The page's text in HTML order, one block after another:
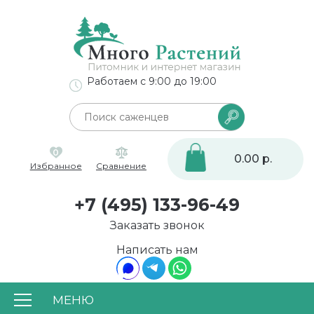
МЕНЮ
Написать нам
Работаем с 9:00 до 19:00
0
Избранное
Сравнение
0.00 р.
+7 (495) 133-96-49
Заказать звонок